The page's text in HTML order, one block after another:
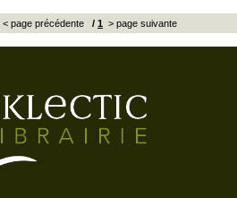
< page précédente / 1 > page suivante